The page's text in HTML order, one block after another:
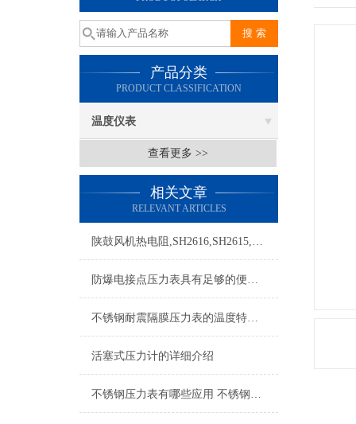
产品分类
PRODUCT CLASSIFICATION
温度仪表
查看更多 >>
相关文章
RELEVANT ARTICLES
陕鼓风机热电阻,SH2616,SH2615,SH2620,SH2621
防爆电接点压力表具有足够的便携性，方便操作人员进行测试和调整
不锈钢耐震隔膜压力表的温度特性和耐蚀性都是我们需要了解清楚的
活塞式压力计的详细介绍
不锈钢压力表有哪些应用 不锈钢压力表的选择方法